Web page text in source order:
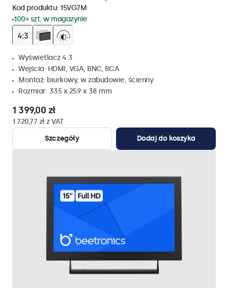
Kod produktu: 15VG7M
100+ szt. w magazynie
Wyświetlacz 4:3
Wejścia: HDMI, VGA, BNC, RCA
Montaż: biurkowy, w zabudowie, ścienny
Rozmiar: 335 x 259 x 38 mm
1 399,00 zł
1 720,77 zł z VAT
Szczegóły
Dodaj do koszyka